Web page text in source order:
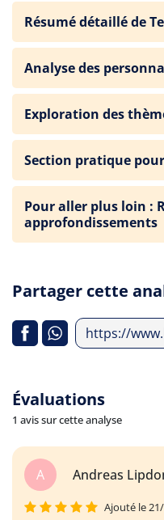
Résumé détaillé de
Analyse des
Exploration des
Section pratique
Pour aller plus loin :
approfondissements
Partager cette
https://
Évaluations
1 avis sur cette analyse
A Andreas
Ajouté le